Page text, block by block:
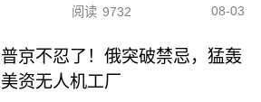
阅读 9732 08-03
普京不忍了！俄突破禁忌，猛轰
美资无人机工厂